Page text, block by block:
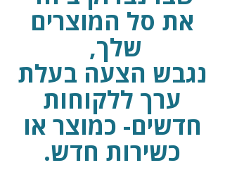
את סל המוצרים
שלך,
נגבש הצעה בעלת
ערך ללקוחות
חדשים- כמוצר או
כשירות חדש.